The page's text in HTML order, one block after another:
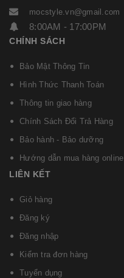
mocstyle.vn@gmail.com
8:00AM - 17:00PM
CHÍNH SÁCH
Bảo Mật Thông Tin
Hình Thức Thanh Toán
Thông tin giao hàng
Chính Sách Đổi Trả Hàng
Bảo hành - Bảo dưỡng
Hướng dẫn mua hàng online
LIÊN KẾT
Giỏ hàng
Đăng ký
Đăng nhập
Kiểm tra đơn hàng
Tuyển dụng